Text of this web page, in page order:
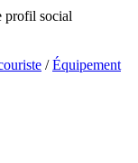
profil social
/Équipement